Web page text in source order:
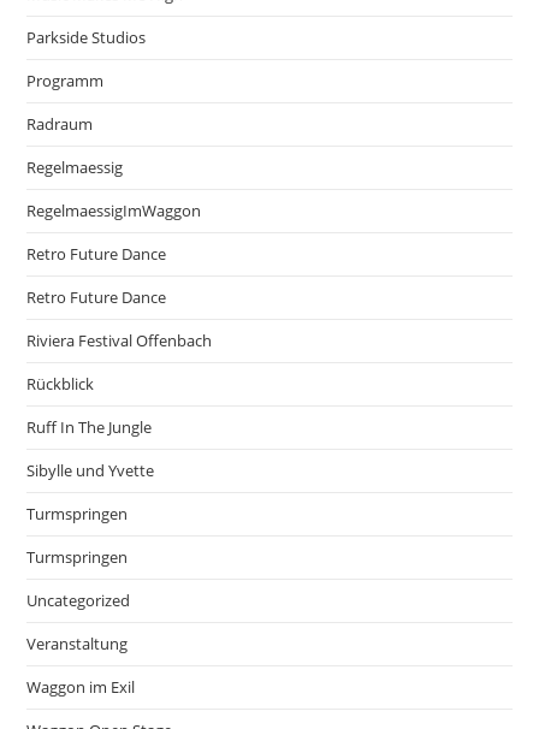
Parkside Studios
Programm
Radraum
Regelmaessig
RegelmaessigImWaggon
Retro Future Dance
Retro Future Dance
Riviera Festival Offenbach
Rückblick
Ruff In The Jungle
Sibylle und Yvette
Turmspringen
Turmspringen
Uncategorized
Veranstaltung
Waggon im Exil